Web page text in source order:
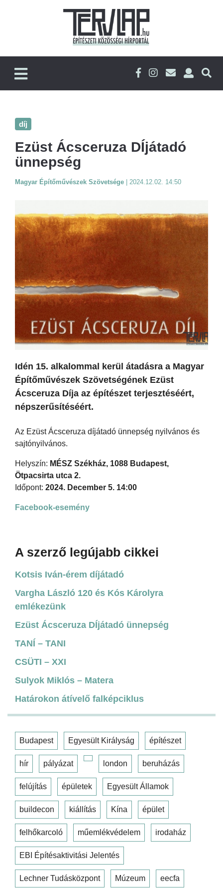
díj
Ezüst Ácsceruza DÍjátadó
ünnepség
Magyar Építőművészek Szövetsége 2024.12.02. 14:50
Idén 15. alkalommal kerül átadásra a Magyar
Építőművészek Szövetségének Ezüst
Ácsceruza Díja az építészet terjesztéséért,
népszerűsítéséért.
Az Ezüst Ácsceruza díjátadó ünnepség nyilvános és
sajtónyilvános.
Helyszín: MÉSZ Székház, 1088 Budapest,
Ötpacsirta utca 2.
Időpont: 2024. December 5. 14:00
Facebook-esemény
A szerző legújabb cikkei
Kotsis Iván-érem díjátadó
Vargha László 120 és Kós Károlyra
emlékezünk
Ezüst Ácsceruza DÍjátadó ünnepség
TANÍ – TANI
CSÜTI – XXI
Sulyok Miklós – Matera
Határokon átívelő falképciklus
Budapest Egyesült Királyság építészet
hír pályázat london beruházás
felújítás épületek Egyesült Államok
buildecon kiállítás Kína épület
felhőkarcoló műemlékvédelem irodaház
EBI Építésaktivitási Jelentés
Lechner Tudásközpont Múzeum eecfa